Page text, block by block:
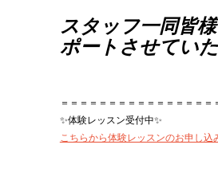
スタッフ一同皆
ポートさせていた
＝＝＝＝＝＝＝＝＝＝＝＝＝＝＝
✨体験レッスン受付中✨
こちらから体験レッスンのお申し込